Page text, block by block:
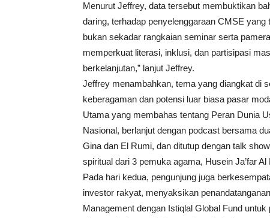
Menurut Jeffrey, data tersebut membuktikan
daring, terhadap penyelenggaraan CMSE
bukan sekadar rangkaian seminar serta
memperkuat literasi, inklusi, dan partisipasi
berkelanjutan,” lanjut Jeffrey.
Jeffrey menambahkan, tema yang diangkat di
keberagaman dan potensi luar biasa pasar
Utama yang membahas tentang Peran Dunia
Nasional, berlanjut dengan podcast bersama
Gina dan El Rumi, dan ditutup dengan talk
spiritual dari 3 pemuka agama, Husein Ja’far
Pada hari kedua, pengunjung juga
investor rakyat, menyaksikan
Management dengan Istiqlal Global Fund